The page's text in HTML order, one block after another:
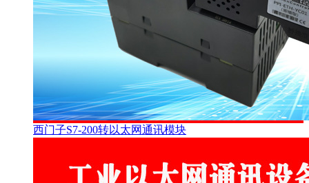
西门子S7-200转以太网通讯模块